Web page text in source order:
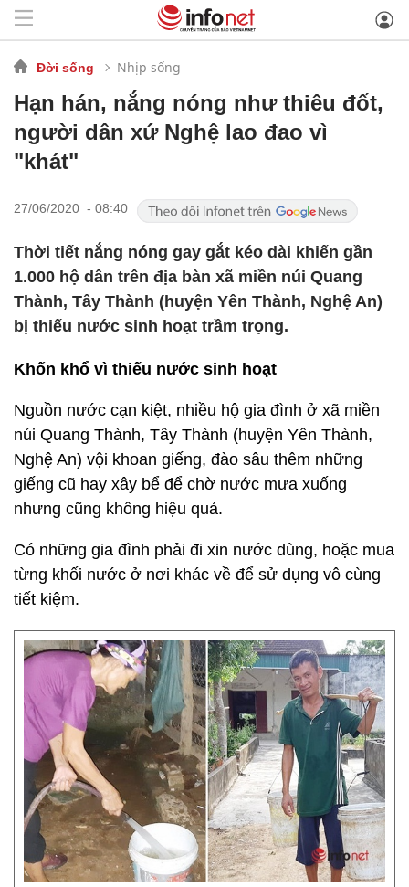
Đời sống Nhịp sống
Hạn hán, nắng nóng như thiêu đốt,
người dân xứ Nghệ lao đao vì
"khát"
27/06/2020 - 08:40
Thời tiết nắng nóng gay gắt kéo dài khiến gần
1.000 hộ dân trên địa bàn xã miền núi Quang
Thành, Tây Thành (huyện Yên Thành, Nghệ An)
bị thiếu nước sinh hoạt trầm trọng.
Khốn khổ vì thiếu nước sinh hoạt
Nguồn nước cạn kiệt, nhiều hộ gia đình ở xã miền
núi Quang Thành, Tây Thành (huyện Yên Thành,
Nghệ An) vội khoan giếng, đào sâu thêm những
giếng cũ hay xây bể để chờ nước mưa xuống
nhưng cũng không hiệu quả.
Có những gia đình phải đi xin nước dùng, hoặc mua
từng khối nước ở nơi khác về để sử dụng vô cùng
tiết kiệm.